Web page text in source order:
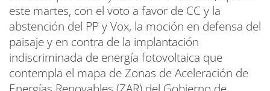
este martes, con el voto a favor de CC y la
abstención del PP y Vox, la moción en defensa del
paisaje y en contra de la implantación
indiscriminada de energía fotovoltaica que
contempla el mapa de Zonas de Aceleración de